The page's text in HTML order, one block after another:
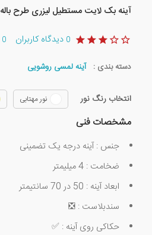
آینه بک لایت مستطیل لیزری طرح باله
0 دیدگاه کاربران 0
دسته بندی : آینه لمسی روشویی
انتخاب رنگ نور نور مهتابی
مشخصات فنی
جنس : آینه درجه یک تضمینی
ضخامت : 4 میلیمتر
ابعاد آینه : 50 در 70 سانتیمتر
سندبلاست : ❎
حکاکی روی آینه : ✅